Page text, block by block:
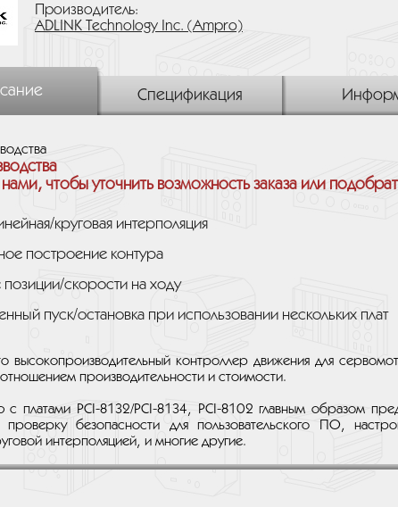
Производитель:
ADLINK Technology Inc. (Ampro)
Спецификация
чтобы уточнить возможность заказа или
круговая интерполяция
построение контура
скорости на ходу
пуск/остановка при использовании нескольких плат
высокопроизводительный контроллер движения для
производительности и стоимости.
с платами PCI-8132/PCI-8134, PCI-8102 главным образом
безопасности для пользовательского ПО,
интерполяцией, и многие другие.